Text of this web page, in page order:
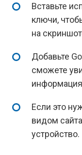
Вставьте
ключи,
на
Добавьте
сможете
Если это
видом
устройство.